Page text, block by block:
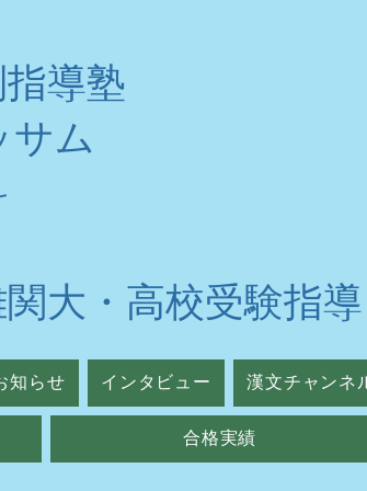
導塾
サム
大・高校受験指導
知らせ インタビュー 漢文チャンネ
合格実績